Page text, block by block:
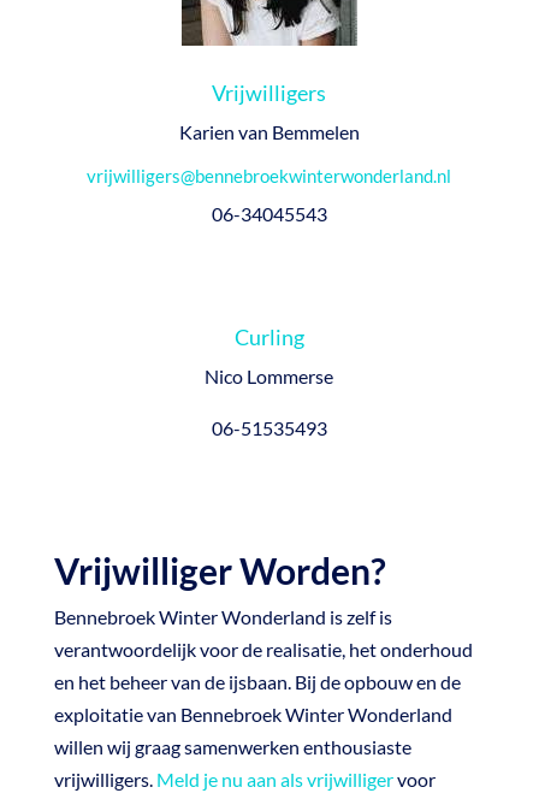
Vrijwilligers
Karien van Bemmelen
vrijwilligers@bennebroekwinterwonderland.nl
06-34045543
Curling
Nico Lommerse
06-51535493
Vrijwilliger Worden?
BennebroekWinter Wonderland is zelf is
verantwoordelijk voor de realisatie, het onderhoud
en het beheer van de ijsbaan. Bij de opbouw en de
exploitatie van Bennebroek Winter Wonderland
willen wij graag samenwerken enthousiaste
vrijwilligers. Meld je nu aan als vrijwilligervoor